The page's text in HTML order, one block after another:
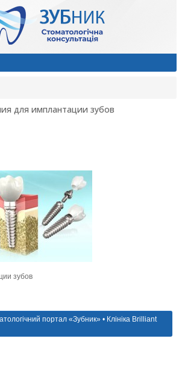
для имплантации зубов
зубов
портал «Зубник» • Клініка Brilliant